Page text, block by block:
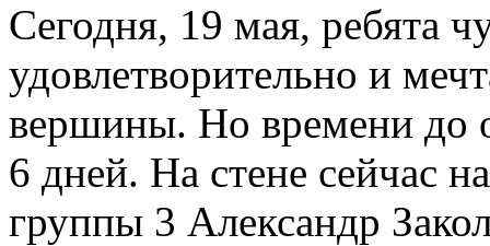
Сегодня, 19 мая, ребята
удовлетворительно и
вершины. Но времени до
6 дней. На стене сейчас
группы 3 Александр